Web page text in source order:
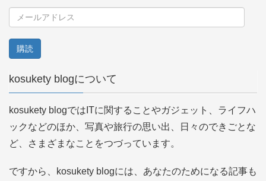
ル
ド
ス
kosukety blogについて
kosukety blogではITに関することやガジェット、ライフハ
ックなどのほか、写真や旅行の思い出、日々のできごとな
ど、さまざまなことをつづっています。
ですから、kosukety blogには、あなたのためになる記事も